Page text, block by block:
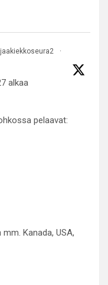
·
alkaa
pelaavat:
Kanada, USA,